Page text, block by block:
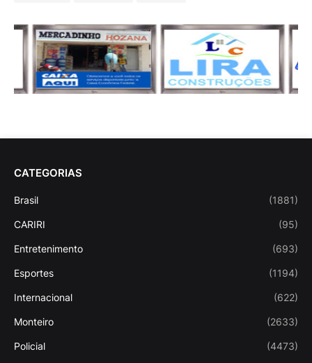
CATEGORIAS
Brasil (1881)
CARIRI (95)
Entretenimento (693)
Esportes (1194)
Internacional (622)
Monteiro (2633)
Policial (4473)